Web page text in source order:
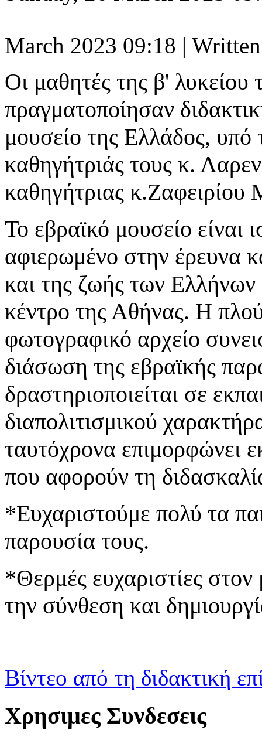
March 2023 09:18 |
Οι μαθητές της β'
πραγματοποίησαν
μουσείο της Ελλάδος,
καθηγήτριάς τους κ.
καθηγήτριας κ.Ζαφειρίου
Το εβραϊκό μουσείο είναι
αφιερωμένο στην έρευνα
και της ζωής των Ελλήνων
κέντρο της Αθήνας. Η
φωτογραφικό αρχείο
διάσωση της εβραϊκής
δραστηριοποιείται σε
διαπολιτισμικού
ταυτόχρονα επιμορφώνει
που αφορούν τη
*Ευχαριστούμε πολύ τα
παρουσία τους.
*Θερμές ευχαριστίες
την σύνθεση και
Βίντεο από τη διδακτική
Χρησιμες Συνδεσεις